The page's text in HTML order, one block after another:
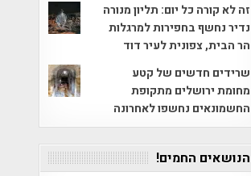
זה לא קורה כל יום: תליון מנורה
נדיר נחשף בחפירות למרגלות
הר הבית, צפונית לעיר דוד
שרידים חדשים של קטע
מחומת ירושלים מתקופת
החשמונאים נחשפו לאחרונה
הנושאים החמים!